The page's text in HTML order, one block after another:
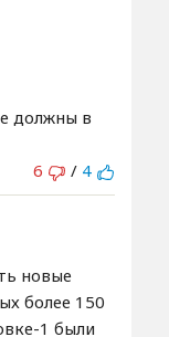
должны в
6
/ 4
новые
более 150
1 были